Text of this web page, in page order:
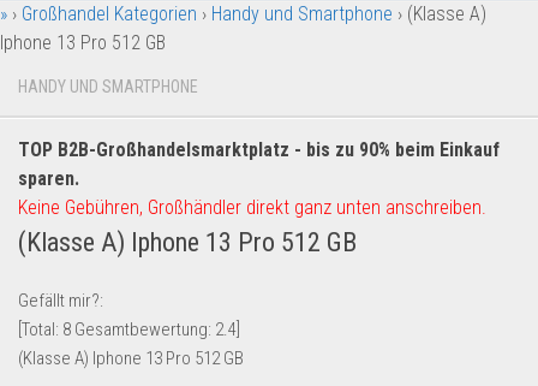
Garten & Werkzeug
Geschäft, Büro & Schreibwaren
Geschenkartikel
Handy und Smartphone
Kosmetik & Pflege
Lebensmittel & Getränke
Multimedia & Elektro
Münzen
Spielzeug & Games
» › Großhandel Kategorien › Handy und Smartphone › (Klasse A)
Iphone 13 Pro 512 GB
HANDY UND SMARTPHONE
TOP B2B-Großhandelsmarktplatz - bis zu 90% beim Einkauf
sparen.
Keine Gebühren, Großhändler direkt ganz unten anschreiben.
(Klasse A) Iphone 13 Pro 512 GB
Gefällt mir?:
[Total: 8 Gesamtbewertung: 2.4
(Klasse A) Iphone 13 Pro 512 GB